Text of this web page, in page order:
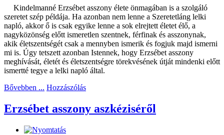
Kindelmanné Erzsébet asszony élete önmagában is a szolgáló
szeretet szép példája. Ha azonban nem lenne a Szeretetláng lelki
napló, akkor ő is csak egyike lenne a sok elrejtett életet élő, a
nagyközönség előtt ismeretlen szentnek, férfinak és asszonynak,
akik életszentségét csak a mennyben ismerik és fogjuk majd ismerni
mi is. Úgy tetszett azonban Istennek, hogy Erzsébet asszony
meghívását, életét és életszentségre törekvésének útját mindenki előtt
ismertté tegye a lelki napló által.
Bővebben ... Hozzászólás
Erzsébet asszony aszkéziséről